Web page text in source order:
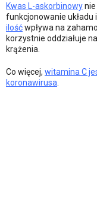
Kwas L-askorbinowy
funkcjonowanie
ilośćwpływa na
korzystnie oddziałuje
krążenia.
Co więcej, witamina C
koronawirusa